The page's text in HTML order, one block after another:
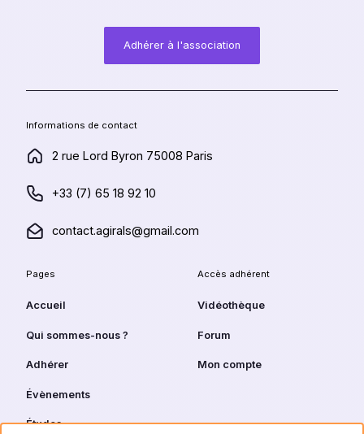
aux adhérents
Adhérer à l'association
Informations de contact
2 rue Lord Byron 75008 Paris
+33 (7) 65 18 92 10
contact.agirals@gmail.com
Pages
Accueil
Qui sommes-nous ?
Adhérer
Évènements
Études
Accès adhérent
Vidéothèque
Forum
Mon compte